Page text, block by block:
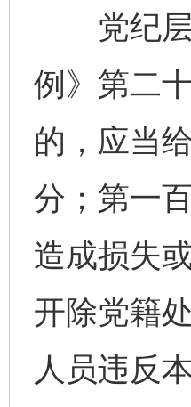
党纪层
例》第二
的，应当
分；第一
造成损失
开除党籍
人员违反